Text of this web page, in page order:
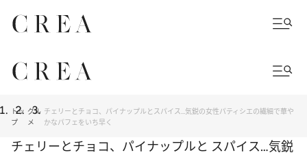
トッ
プ
グル
メ
チェリーとチョコ、パイナップルとスパイス…気鋭の女性パティシエの繊細で華や
かなパフェをいち早く
チェリーとチョコ、パイナップルと スパイス…気鋭